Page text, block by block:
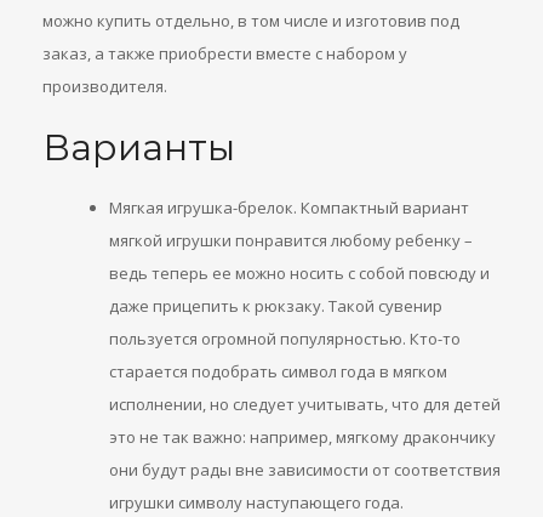
можно купить отдельно, в том числе и изготовив под
заказ, а также приобрести вместе с набором у
производителя.
Варианты
Мягкая игрушка-брелок. Компактный вариант
мягкой игрушки понравится любому ребенку –
ведь теперь ее можно носить с собой повсюду и
даже прицепить к рюкзаку. Такой сувенир
пользуется огромной популярностью. Кто-то
старается подобрать символ года в мягком
исполнении, но следует учитывать, что для детей
это не так важно: например, мягкому дракончику
они будут рады вне зависимости от соответствия
игрушки символу наступающего года.